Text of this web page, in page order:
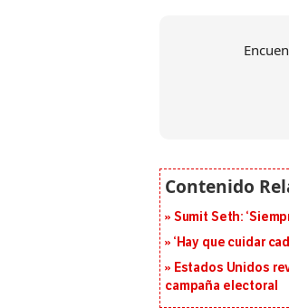
Sumit Seth:
‘Hay que cuidar
Estados Unidos
campaña electoral